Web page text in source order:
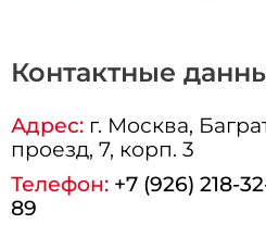
Контактные
Адрес: г. Москва,
проезд, 7, корп. 3
Телефон: +7 (926) 218-
89